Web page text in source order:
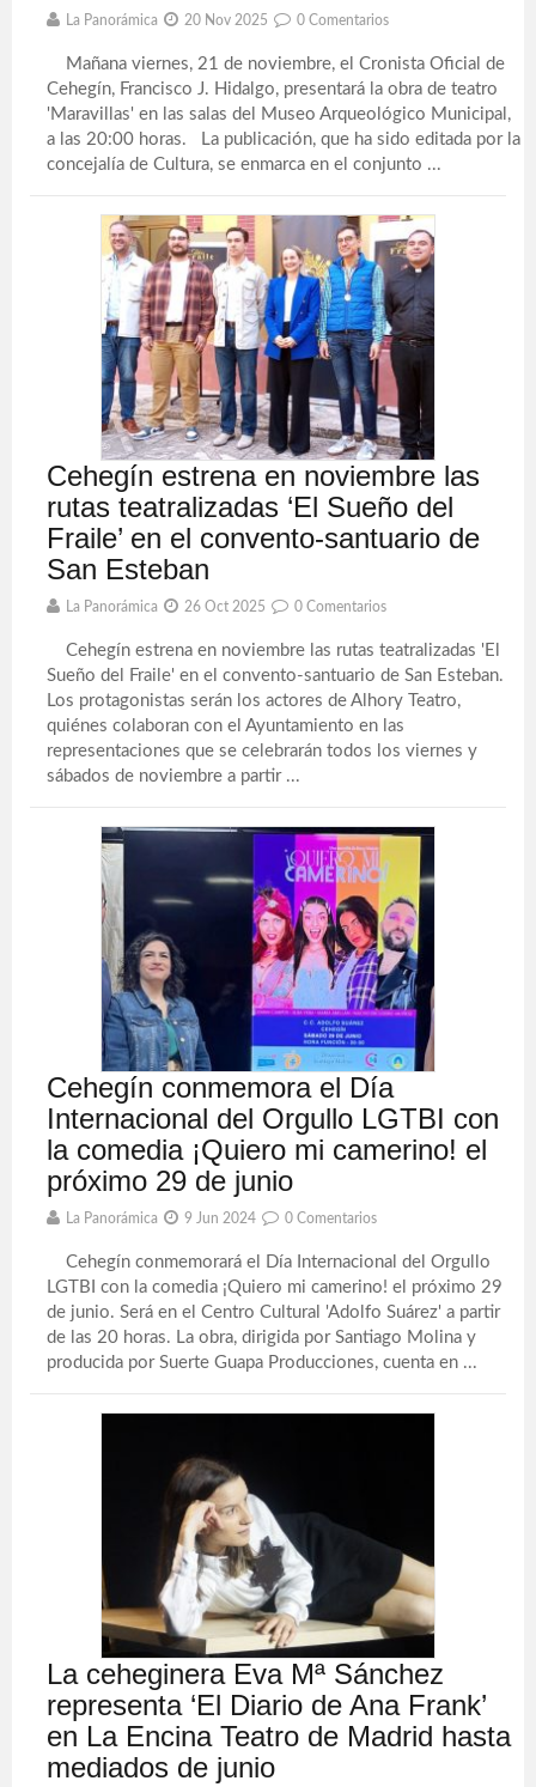
La Panorámica 20 Nov 2025 0 Comentarios
Mañana viernes, 21 de noviembre, el Cronista Oficial de
Cehegín, Francisco J. Hidalgo, presentará la obra de teatro
'Maravillas' en las salas del Museo Arqueológico Municipal,
a las 20:00 horas. La publicación, que ha sido editada por la
concejalía de Cultura, se enmarca en el conjunto ...
Cehegín estrena en noviembre las
rutas teatralizadas ‘El Sueño del
Fraile’ en el convento-santuario de
San Esteban
La Panorámica 26 Oct 2025 0 Comentarios
Cehegín estrena en noviembre las rutas teatralizadas 'El
Sueño del Fraile' en el convento-santuario de San Esteban.
Los protagonistas serán los actores de Alhory Teatro,
quiénes colaboran con el Ayuntamiento en las
representaciones que se celebrarán todos los viernes y
sábados de noviembre a partir ...
Cehegín conmemora el Día
Internacional del Orgullo LGTBI con
la comedia ¡Quiero mi camerino! el
próximo 29 de junio
La Panorámica 9 Jun 2024 0 Comentarios
Cehegín conmemorará el Día Internacional del Orgullo
LGTBI con la comedia ¡Quiero mi camerino! el próximo 29
de junio. Será en el Centro Cultural 'Adolfo Suárez' a partir
de las 20 horas. La obra, dirigida por Santiago Molina y
producida por Suerte Guapa Producciones, cuenta en ...
La ceheginera Eva Mª Sánchez
representa ‘El Diario de Ana Frank’
en La Encina Teatro de Madrid hasta
mediados de junio